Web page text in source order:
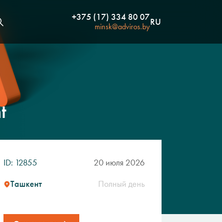
+375 (17) 334 80 07
minsk@adviros.byRU
ID: 12855
20 июля 2026
Ташкент
Полный день